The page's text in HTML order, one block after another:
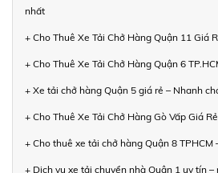
nhất
+ Cho Thuê Xe Tải Chở Hàng Quận 11 Giá
+ Cho Thuê Xe Tải Chở Hàng Quận 6
+ Xe tải chở hàng Quận 5 giá rẻ – Nhanh
+ Cho Thuê Xe Tải Chở Hàng Gò Vấp Giá
+ Cho thuê xe tải chở hàng Quận 8 TPHCM
+ Dịch vụ xe tải chuyển nhà Quận 1 uy tín –